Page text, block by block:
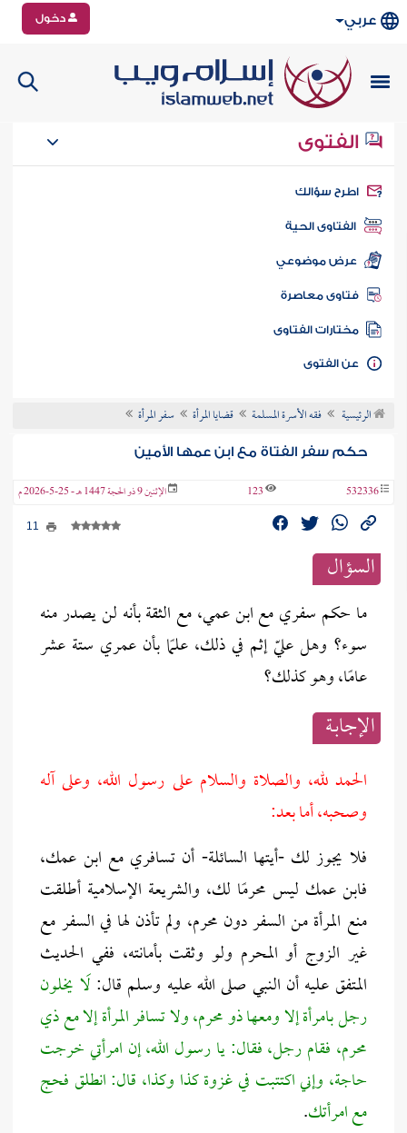
عربي دخول
الفتوى
سؤالك
الفتاوى الحية
عرض موضوعي
فتاوى معاصرة
مختارات الفتاوى
الفتوى
الرئيسية فقه الأسرة المسلمة قضايا المرأة سفر المرأة
حكم سفر الفتاة مع ابن عمها الأمين
532336
123 الإثنين 9 ذو الحجة 1447 هـ - 25-5-2026 م
السؤال
ما حكم سفري مع ابن عمي، مع الثقة بأنه لن يصدر منه
سوء؟ وهل عليّ إثم في ذلك، علمًا بأن عمري ستة عشر
عامًا، وهو كذلك؟
الإجابــة
الحمد لله، والصلاة والسلام على رسول الله، وعلى آله
وصحبه، أما بعد:
فلا يجوز لك -أيتها السائلة- أن تسافري مع ابن عمك،
فابن عمك ليس محرمًا لك، والشريعة الإسلامية أطلقت
منع المرأة من السفر دون محرم، ولم تأذن لها في السفر مع
غير الزوج أو المحرم ولو وثقت بأمانته، ففي الحديث
المتفق عليه أن النبي صلى الله عليه وسلم قال:لَا يخلون
رجل بامرأة إلا ومعها ذو محرم، ولا تسافر المرأة إلا مع ذي
محرم، فقام رجل، فقال: يا رسول الله، إن امرأتي خرجت
حاجة، وإني اكتتبت في غزوة كذا وكذا، قال: انطلق فحج
مع امرأتك.